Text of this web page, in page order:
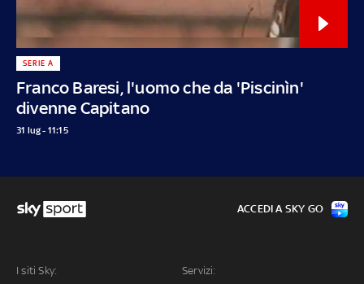
Franco Baresi, l'uomo che da 'Piscinìn'
divenne Capitano
SERIE A
31 lug - 11:15
I siti Sky: Servizi:
ACCEDI A SKY GO